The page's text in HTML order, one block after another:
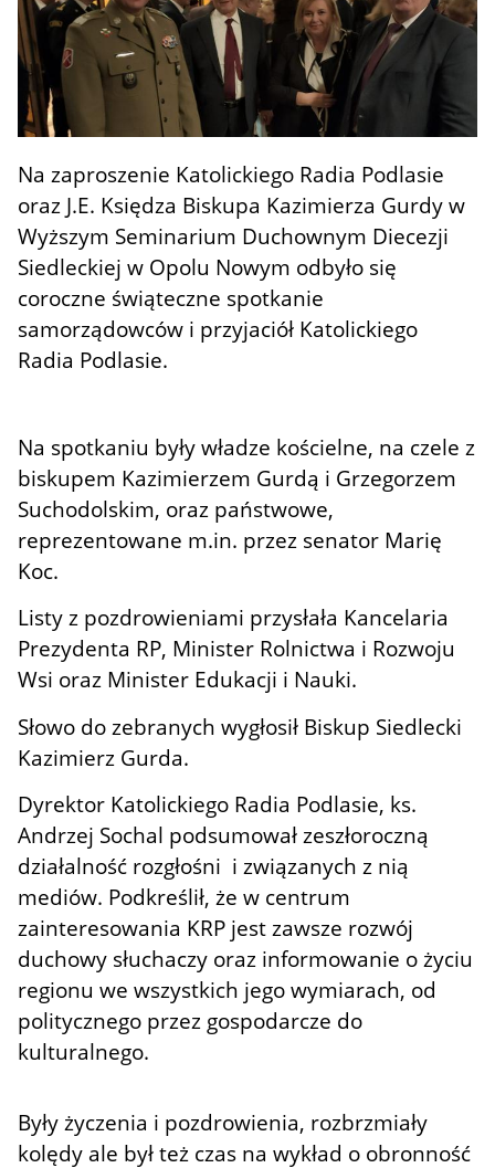
Na zaproszenie Katolickiego Radia Podlasie
oraz J.E. Księdza Biskupa Kazimierza Gurdy w
Wyższym Seminarium Duchownym Diecezji
Siedleckiej w Opolu Nowym odbyło się
coroczne świąteczne spotkanie
samorządowców i przyjaciół Katolickiego
Radia Podlasie.
Na spotkaniu były władze kościelne, na czele z
biskupem Kazimierzem Gurdą i Grzegorzem
Suchodolskim, oraz państwowe,
reprezentowane m.in. przez senator Marię
Koc.
Listy z pozdrowieniami przysłała Kancelaria
Prezydenta RP, Minister Rolnictwa i Rozwoju
Wsi oraz Minister Edukacji i Nauki.
Słowo do zebranych wygłosił Biskup Siedlecki
Kazimierz Gurda.
Dyrektor Katolickiego Radia Podlasie, ks.
Andrzej Sochal podsumował zeszłoroczną
działalność rozgłośni i związanych z nią
mediów. Podkreślił, że w centrum
zainteresowania KRP jest zawsze rozwój
duchowy słuchaczy oraz informowanie o życiu
regionu we wszystkich jego wymiarach, od
politycznego przez gospodarcze do
kulturalnego.
Były życzenia i pozdrowienia, rozbrzmiały
kolędy ale był też czas na wykład o obronność